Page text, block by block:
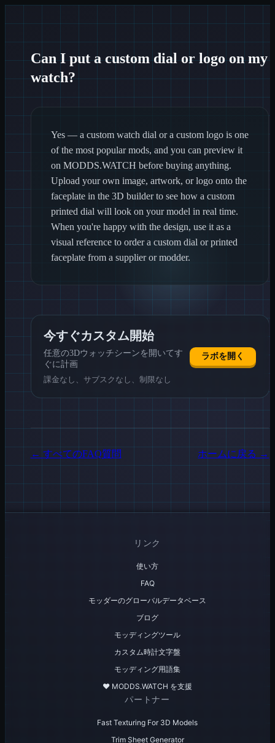
Can I put a custom dial or logo on my
watch?
Yes — a custom watch dial or a custom logo is one
of the most popular mods, and you can preview it
on MODDS.WATCH before buying anything.
Upload your own image, artwork, or logo onto the
faceplate in the 3D builder to see how a custom
printed dial will look on your model in real time.
When you're happy with the design, use it as a
visual reference to order a custom dial or printed
faceplate from a supplier or modder.
今すぐカスタム開始
任意の3Dウォッチシーンを開いてす
ぐに計画
課金なし、サブスクなし、制限なし
ラボを開く
← すべてのFAQ質問 ホームに戻る →
リンク
使い方
FAQ
モッダーのグローバルデータベース
ブログ
モッディングツール
カスタム時計文字盤
モッディング用語集
♥️ MODDS.WATCH を支援
パートナー
Fast Texturing For 3D Models
Trim Sheet Generator